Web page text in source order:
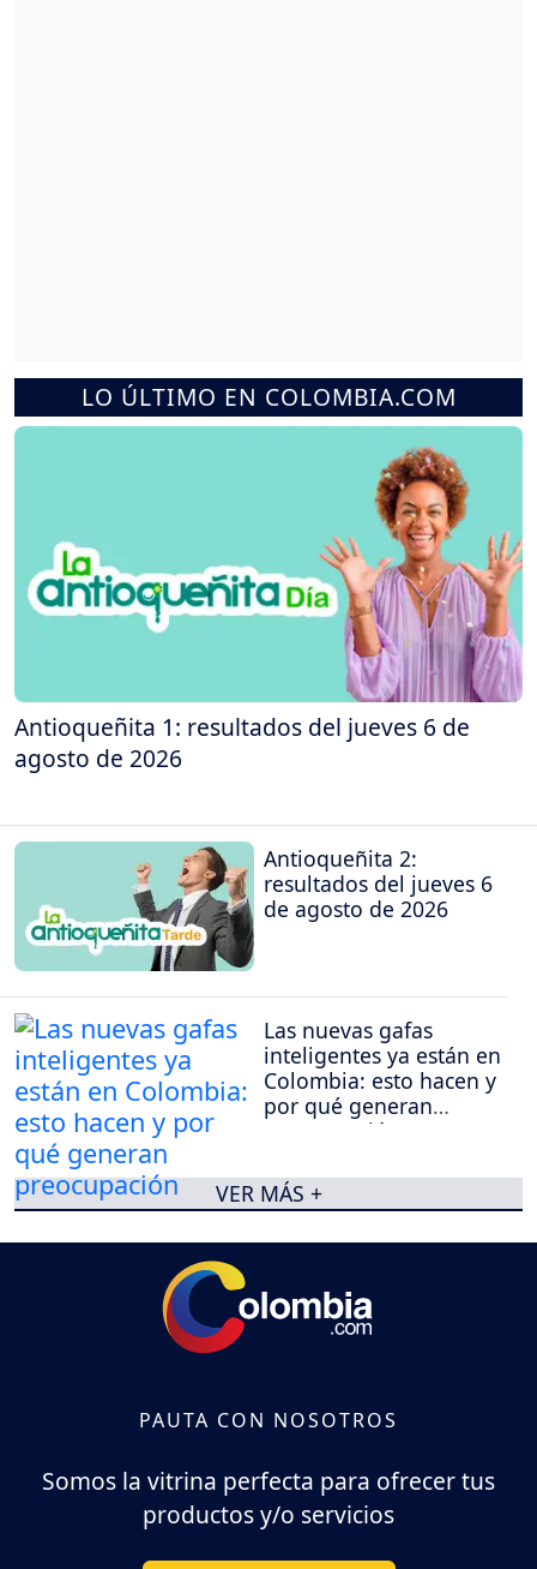
LO ÚLTIMO EN COLOMBIA.COM
Antioqueñita 1: resultados del jueves 6 de
agosto de 2026
Antioqueñita 2:
resultados del jueves 6
de agosto de 2026
Las nuevas gafas
inteligentes ya están en
Colombia: esto hacen y
por qué generan
preocupación
VER MÁS +
PAUTA CON NOSOTROS
Somos la vitrina perfecta para ofrecer tus
productos y/o servicios